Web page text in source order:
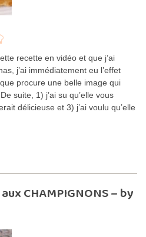
recette en vidéo et que j’ai
j’ai immédiatement eu l’effet
procure une belle image qui
suite, 1) j’ai su qu’elle vous
délicieuse et 3) j’ai voulu qu’elle
CHAMPIGNONS – by